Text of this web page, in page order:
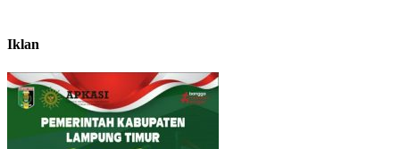
Iklan